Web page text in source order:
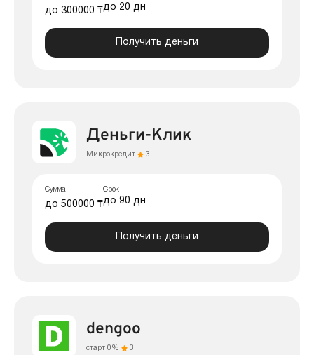
до 300000 ₸до 20 дн
Получить деньги
Деньги-Клик
Микрокредит 3
Сумма
до 500000 ₸
Срок
до 90 дн
Получить деньги
dengoo
старт 0% 3